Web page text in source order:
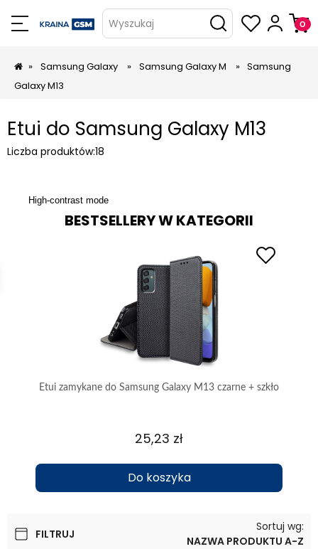
Wyszukaj
» Samsung Galaxy » Samsung Galaxy M » Samsung
Galaxy M13
Etui do Samsung Galaxy M13
Liczba produktów:18
High-contrast mode
BESTSELLERY W KATEGORII
Etui zamykane do Samsung Galaxy M13 czarne + szkło
25,23 zł
Do koszyka
FILTRUJ
Sortuj wg:
NAZWA PRODUKTU A-Z